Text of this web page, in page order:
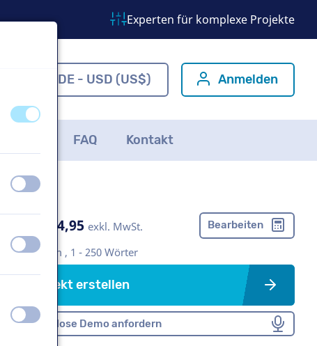
Experten für komplexe Projekte
DE - USD (US$) Anmelden
FAQ Kontakt
US$ 304,95 exkl. MwSt. Bearbeiten
Imagefilm , 1 - 250 Wörter
Projekt erstellen
Kostenlose Demo anfordern
aus
an
ausan
ausan
ausan